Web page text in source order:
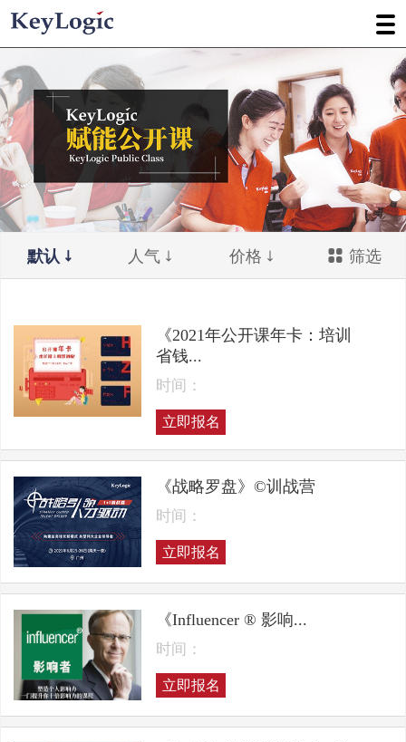
默认 人气 价格 筛选
《2021年公开课年卡：培训
省钱...
时间：
立即报名
《战略罗盘》©训战营
时间：
立即报名
《Influencer ® 影响...
时间：
立即报名